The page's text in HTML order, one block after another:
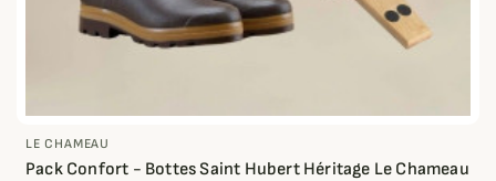
LE CHAMEAU
Pack Confort - Bottes Saint Hubert Héritage Le Chameau